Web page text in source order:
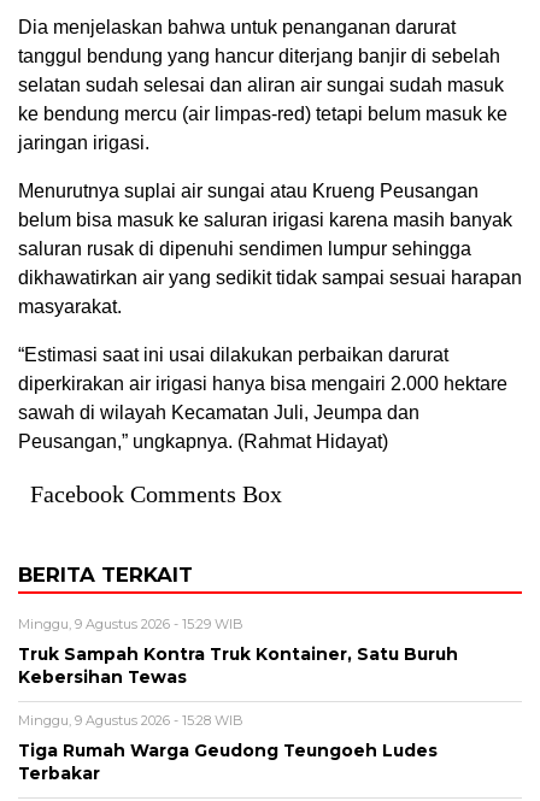
Dia menjelaskan bahwa untuk penanganan darurat
tanggul bendung yang hancur diterjang banjir di sebelah
selatan sudah selesai dan aliran air sungai sudah masuk
ke bendung mercu (air limpas-red) tetapi belum masuk ke
jaringan irigasi.
Menurutnya suplai air sungai atau Krueng Peusangan
belum bisa masuk ke saluran irigasi karena masih banyak
saluran rusak di dipenuhi sendimen lumpur sehingga
dikhawatirkan air yang sedikit tidak sampai sesuai harapan
masyarakat.
“Estimasi saat ini usai dilakukan perbaikan darurat
diperkirakan air irigasi hanya bisa mengairi 2.000 hektare
sawah di wilayah Kecamatan Juli, Jeumpa dan
Peusangan,” ungkapnya. (Rahmat Hidayat)
Facebook Comments Box
BERITA TERKAIT
Minggu, 9 Agustus 2026 - 15:29 WIB
Truk Sampah Kontra Truk Kontainer, Satu Buruh
Kebersihan Tewas
Minggu, 9 Agustus 2026 - 15:28 WIB
Tiga Rumah Warga Geudong Teungoeh Ludes
Terbakar